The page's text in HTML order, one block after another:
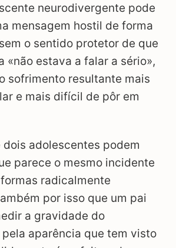
neurodivergente pode
mensagem hostil de forma
o sentido protetor de que
«não estava a falar a sério»,
sofrimento resultante mais
e mais difícil de pôr em
dois adolescentes podem
parece o mesmo incidente
radicalmente
por isso que um pai
a gravidade do
aparência que tem visto